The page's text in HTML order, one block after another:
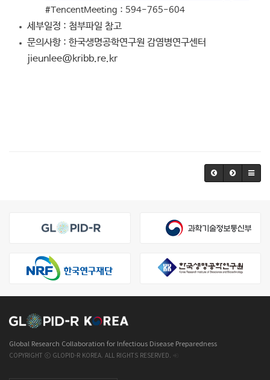
#TencentMeeting：594-765-604
세부일정 : 첨부파일 참고
문의사항 : 한국생명공학연구원 감염병연구센터
jieunlee@kribb.re.kr
Global Research Collaboration for Infectious Disease Preparedness
COPYRIGHT ⓒ GLOPID-R KOREA. ALL RIGHTS RESERVED.